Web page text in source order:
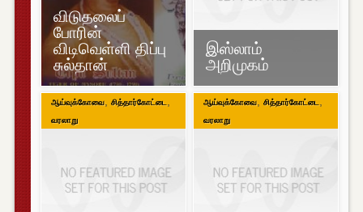
விடுதலைப்
போரின்
விடிவெள்ளி திப்பு
சுல்தான்
இஸ்லாம்
அறிமுகம்
ஆய்வுக்கோவை, சித்தார்கோட்டை,
வரலாறு
ஆய்வுக்கோவை, சித்தார்கோட்டை,
வரலாறு